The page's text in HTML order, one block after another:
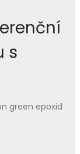
s
green epoxid